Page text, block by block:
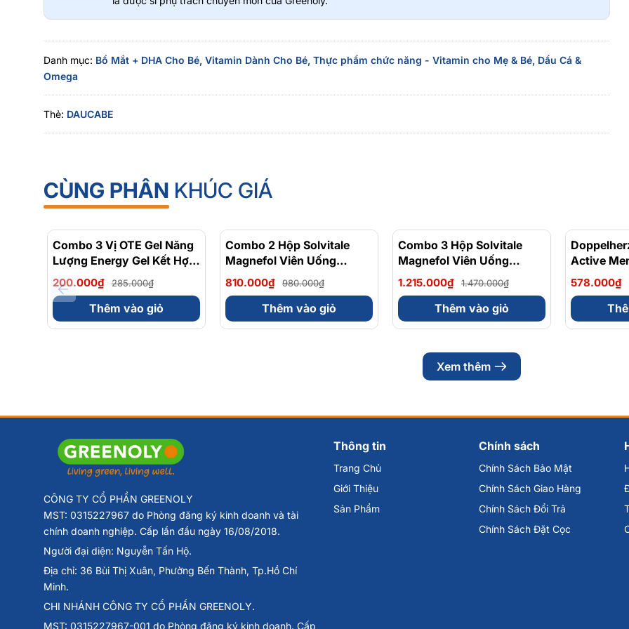
Danh mục: Bổ Mắt + DHA Cho Bé, Vitamin Dành Cho Bé, Thực phẩm chức năng - Vitamin cho Mẹ & Bé, Dầu Cá &
Omega
Thẻ: DAUCABE
CÙNG PHÂN KHÚC GIÁ
- 30%
Combo 3 Vị OTE Gel Năng
Lượng Energy Gel Kết Hợp
Carbohydrate Điện Giải
56gram 82kcal
200.000₫ 285.000₫
Thêm vào giỏ
- 17%
Combo 2 Hộp Solvitale
Magnefol Viên Uống
Magnesium Bisglycinate +
Vitamin nhóm B (Hộp 30
Viên)
810.000₫ 980.000₫
Thêm vào giỏ
- 17%
Combo 3 Hộp Solvitale
Magnefol Viên Uống
Magnesium Bisglycinate +
Vitamin nhóm B (Hộp 30
Viên)
1.215.000₫ 1.470.000₫
Thêm vào giỏ
Active
Tăng
Sinh Lý
578.000₫
Xem thêm
CÔNG TY CỔ PHẦN GREENOLY
MST: 0315227967 do Phòng đăng ký kinh doanh và tài
chính doanh nghiệp. Cấp lần đầu ngày 16/08/2018.
Người đại diện: Nguyễn Tấn Hộ.
Địa chỉ: 36 Bùi Thị Xuân, Phường Bến Thành, Tp.Hồ Chí
Minh.
CHI NHÁNH CÔNG TY CỔ PHẦN GREENOLY.
MST: 0315227967-001 do Phòng đăng ký kinh doanh. Cấp
Thông tin
Trang Chủ
Giới Thiệu
Sản Phẩm
Chính sách
Chính Sách Bảo Mật
Chính Sách Giao Hàng
Chính Sách Đổi Trả
Chính Sách Đặt Cọc